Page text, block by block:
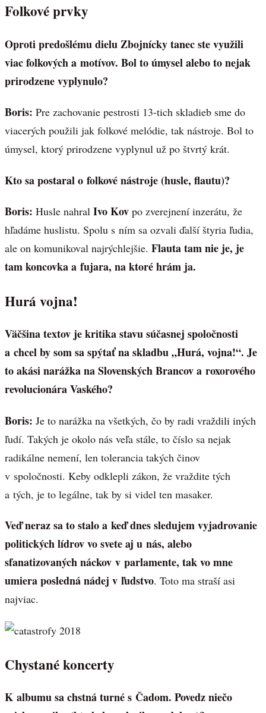
Folkové prvky
Oproti predošlému dielu Zbojnícky tanec ste využili
viac folkových a motívov. Bol to úmysel alebo to nejak
prirodzene vyplynulo?
Boris: Pre zachovanie pestrosti 13-tich skladieb sme do
viacerých použili jak folkové melódie, tak nástroje. Bol to
úmysel, ktorý prirodzene vyplynul už po štvrtý krát.
Kto sa postaral o folkové nástroje (husle, flautu)?
Boris: Husle nahral Ivo Kov po zverejnení inzerátu, že
hľadáme huslistu. Spolu s ním sa ozvali ďalší štyria ľudia,
ale on komunikoval najrýchlejšie. Flauta tam nie je, je
tam koncovka a fujara, na ktoré hrám ja.
Hurá vojna!
Väčšina textov je kritika stavu súčasnej spoločnosti
a chcel by som sa spýtať na skladbu „Hurá, vojna!“. Je
to akási narážka na Slovenských Brancov a roxorového
revolucionára Vaského?
Boris: Je to narážka na všetkých, čo by radi vraždili iných
ľudí. Takých je okolo nás veľa stále, to číslo sa nejak
radikálne nemení, len tolerancia takých činov
v spoločnosti. Keby odklepli zákon, že vraždite tých
a tých, je to legálne, tak by si videl ten masaker.
Veď neraz sa to stalo a keď dnes sledujem vyjadrovanie
politických lídrov vo svete aj u nás, alebo
sfanatizovaných náckov v parlamente, tak vo mne
umiera posledná nádej v ľudstvo. Toto ma straší asi
najviac.
Chystané koncerty
K albumu sa chstná turné s Čadom. Povedz niečo